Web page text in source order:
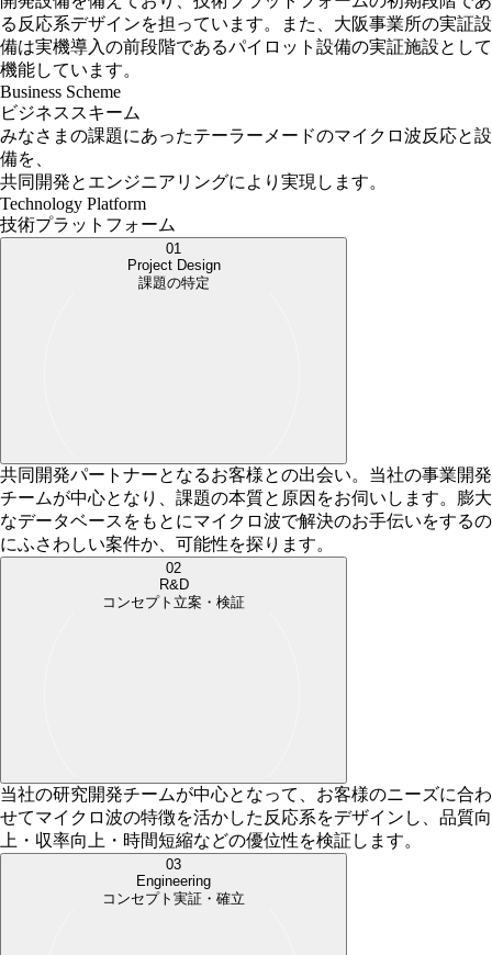
る反応系デザインを担っています。また、大阪事業所の実証設
備は実機導入の前段階であるパイロット設備の実証施設として
機能しています。
Business Scheme
ビジネススキーム
みなさまの課題にあったテーラーメードのマイクロ波反応と設
備を、
共同開発と エンジニアリングにより 実現します。
Technology Platform
技術プラットフォーム
01
Project Design
課題の特定
共同開発パートナーとなるお客様との出会い。当社の事業開発
チームが中心となり、課題の本質と原因をお伺いします。膨大
なデータベースをもとにマイクロ波で解決のお手伝いをするの
にふさわしい案件か、可能性を探ります。
02
R&D
コンセプト立案・検証
当社の研究開発チームが中心となって、お客様のニーズに合わ
せてマイクロ波の特徴を活かした反応系をデザインし、品質向
上・収率向上・時間短縮などの優位性を検証します。
03
Engineering
コンセプト実証・確立